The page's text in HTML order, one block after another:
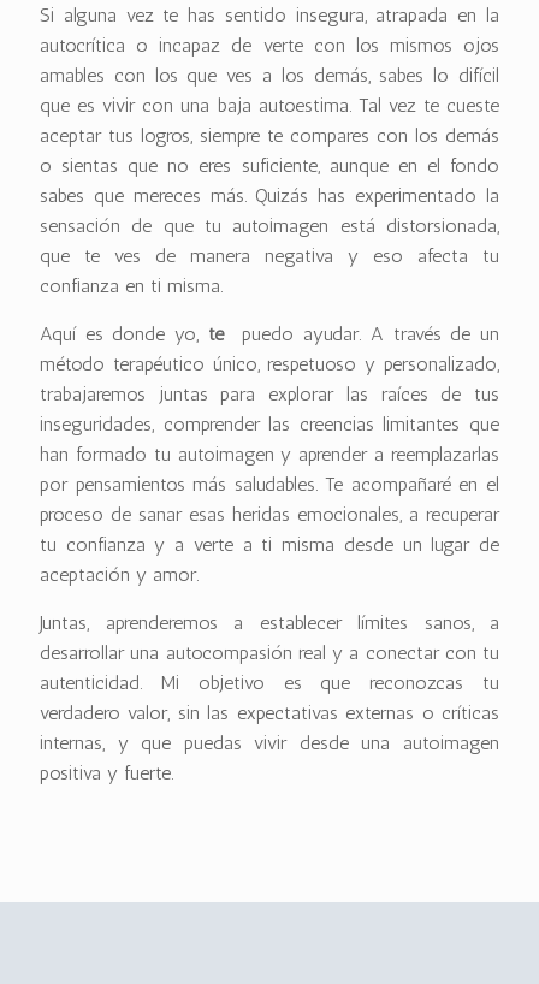
Si alguna vez te has sentido insegura, atrapada en la
autocrítica o incapaz de verte con los mismos ojos
amables con los que ves a los demás, sabes lo difícil
que es vivir con una baja autoestima. Tal vez te cueste
aceptar tus logros, siempre te compares con los demás
o sientas que no eres suficiente, aunque en el fondo
sabes que mereces más. Quizás has experimentado la
sensación de que tu autoimagen está distorsionada,
que te ves de manera negativa y eso afecta tu
confianza en ti misma.
Aquí es donde yo, te
puedo ayudar. A través de un
método terapéutico único, respetuoso y personalizado,
trabajaremos juntas para explorar las raíces de tus
inseguridades, comprender las creencias limitantes que
han formado tu autoimagen y aprender a reemplazarlas
por pensamientos más saludables. Te acompañaré en el
proceso de sanar esas heridas emocionales, a recuperar
tu confianza y a verte a ti misma desde un lugar de
aceptación y amor.
Juntas, aprenderemos a establecer límites sanos, a
desarrollar una autocompasión real y a conectar con tu
autenticidad. Mi objetivo es que reconozcas tu
verdadero valor, sin las expectativas externas o críticas
internas, y que puedas vivir desde una autoimagen
positiva y fuerte.